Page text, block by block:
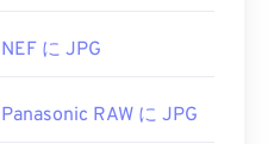
NEF に JPG
Panasonic RAW に JPG